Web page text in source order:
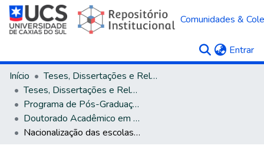
Comunidades &
Entrar
Início
Teses, Dissertações e Relatórios
Teses, Dissertações e Relatórios defendidos na UCS
Programa de Pós-Graduação em Educação
Doutorado Acadêmico em Educação
Nacionalização das escolas étnicas polonesas do Rio Grande do Sul (1918-1942)